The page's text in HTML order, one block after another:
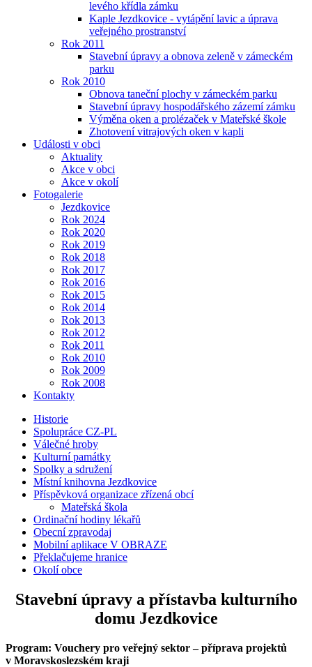
levého křídla zámku
Kaple Jezdkovice - vytápění lavic a úprava
veřejného prostranství
Rok 2011
Stavební úpravy a obnova zeleně v zámeckém
parku
Rok 2010
Obnova taneční plochy v zámeckém parku
Stavební úpravy hospodářského zázemí zámku
Výměna oken a prolézaček v Mateřské škole
Zhotovení vitrajových oken v kapli
Události v obci
Aktuality
Akce v obci
Akce v okolí
Fotogalerie
Jezdkovice
Rok 2024
Rok 2020
Rok 2019
Rok 2018
Rok 2017
Rok 2016
Rok 2015
Rok 2014
Rok 2013
Rok 2012
Rok 2011
Rok 2010
Rok 2009
Rok 2008
Kontakty
Historie
Spolupráce CZ-PL
Válečné hroby
Kulturní památky
Spolky a sdružení
Místní knihovna Jezdkovice
Příspěvková organizace zřízená obcí
Mateřská škola
Ordinační hodiny lékařů
Obecní zpravodaj
Mobilní aplikace V OBRAZE
Překlačujeme hranice
Okolí obce
Stavební úpravy a přístavba kulturního
domu Jezdkovice
Program: Vouchery pro veřejný sektor – příprava projektů
v Moravskoslezském kraji